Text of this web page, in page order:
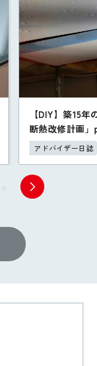
【DIY】築15
断熱改修計画
アドバイザー日誌